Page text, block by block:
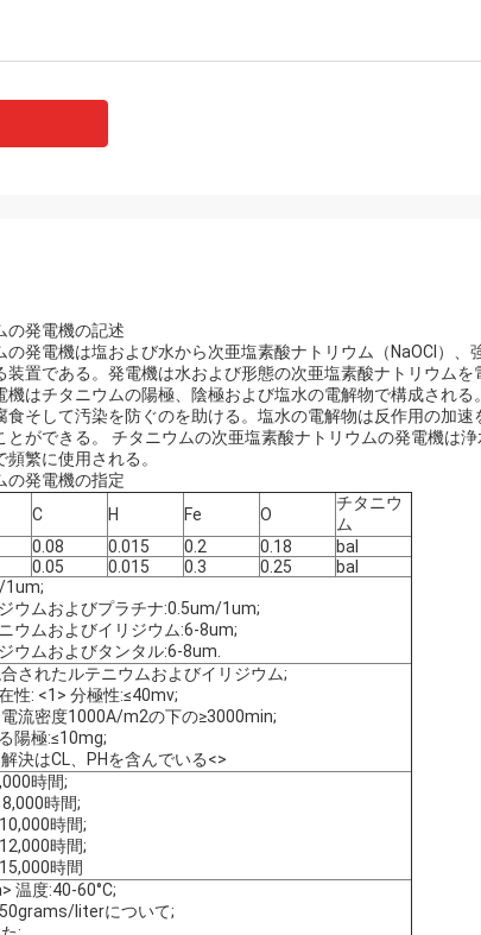
の発電機の記述
発電機は塩および水から次亜塩素酸ナトリウム（NaOCl）
置である。発電機は水および形態の次亜塩素酸ナトリウム
はチタニウムの陽極、陰極および塩水の電解物で構成され
食そして汚染を防ぐのを助ける。塩水の電解物は反作用の加
ができる。 チタニウムの次亜塩素酸ナトリウムの発電機は
繁に使用される。
の発電機の指定
C H Fe O
チタニウ
ム
0.08 0.015 0.2 0.18
bal
0.05 0.015 0.3 0.25 bal
1um;
ウムおよびプラチナ:0.5um/1um;
ウムおよびイリジウム:6-8um;
ウムおよびタンタル:6-8um.
されたルテニウムおよびイリジウム;
性: <1> 分極性:≤40mv;
流密度1000A/m2の下の≥3000min;
陽極:≤10mg;
決はCL、PHを含んでいる<>
時間;
時間;
時間;
時間;
時間
温度:40-60°C;
literについて;